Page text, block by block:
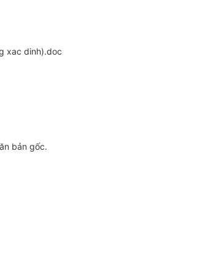
xac dinh).doc
bản gốc.